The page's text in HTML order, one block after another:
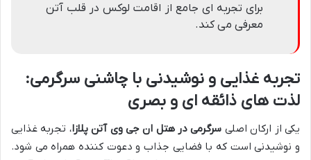
برای تجربه ای جامع از اقامت لوکس در قلب آتن
معرفی می کند.
تجربه غذایی و نوشیدنی با چاشنی سرگرمی:
لذت های ذائقه ای و بصری
یکی از ارکان اصلی سرگرمی در هتل ان جی وی آتن پلازا، تجربه غذایی
و نوشیدنی است که با فضایی جذاب و دعوت کننده همراه می شود.